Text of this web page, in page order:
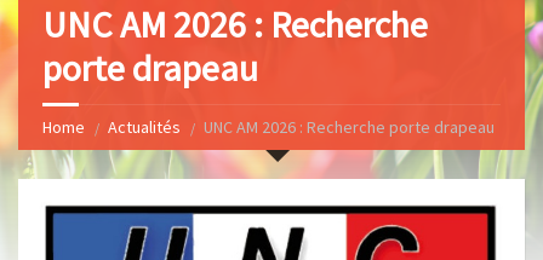
UNC AM 2026 : Recherche
porte drapeau
Home Actualités UNC AM 2026 : Recherche porte drapeau